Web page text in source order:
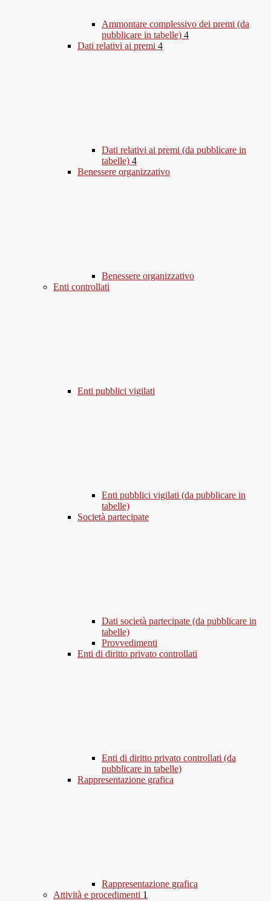
Ammontare complessivo dei premi (da
pubblicare in tabelle) 4
Dati relativi ai premi 4
Dati relativi ai premi (da pubblicare in
tabelle) 4
Benessere organizzativo
Benessere organizzativo
Enti controllati
Enti pubblici vigilati
Enti pubblici vigilati (da pubblicare in
tabelle)
Società partecipate
Dati società partecipate (da pubblicare in
tabelle)
Provvedimenti
Enti di diritto privato controllati
Enti di diritto privato controllati (da
pubblicare in tabelle)
Rappresentazione grafica
Rappresentazione grafica
Attività e procedimenti 1